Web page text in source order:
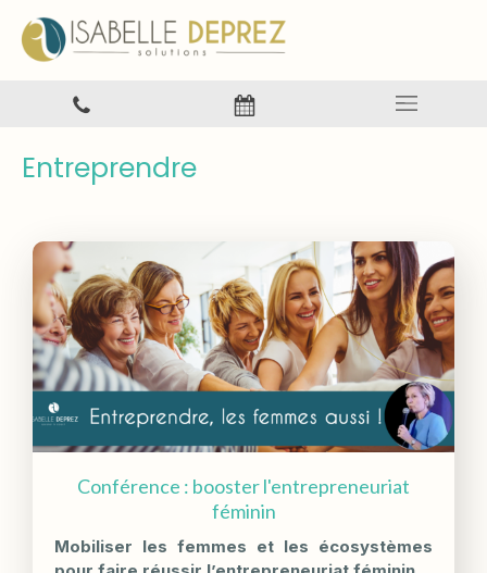
Entreprendre
Conférence : booster l'entrepreneuriat
féminin
Mobiliser les femmes et les écosystèmes